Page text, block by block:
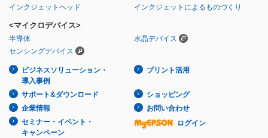
インクジェットヘッド インクジェットによるものづくり
<マイクロデバイス>
半導体
水晶デバイス
センシングデバイス
ビジネスソリューション・
導入事例
プリント活用
サポート&ダウンロード
ショッピング
企業情報
お問い合わせ
セミナー・イベント・
キャンペーン
ログイン